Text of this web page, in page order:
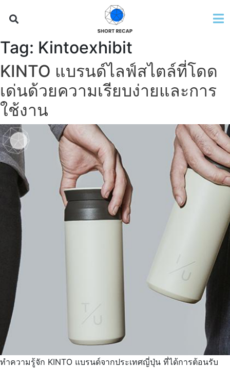
Tag: Kintoexhibit
KINTO แบรนด์ไลฟ์สไตล์ที่โดด
เด่นด้วยความเรียบง่ายและการ
ใช้งาน
ทำความรู้จัก KINTO แบรนด์จากประเทศญี่ปุ่น ที่ได้การต้อนรับ